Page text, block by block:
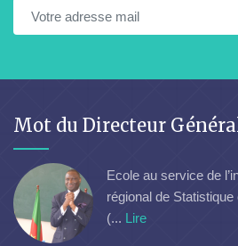
Mot du Directeur
Ecole au service de
régional de Statistique
(... Lire